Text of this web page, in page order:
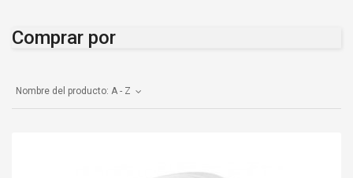
Comprar por
Nombre del producto: A - Z